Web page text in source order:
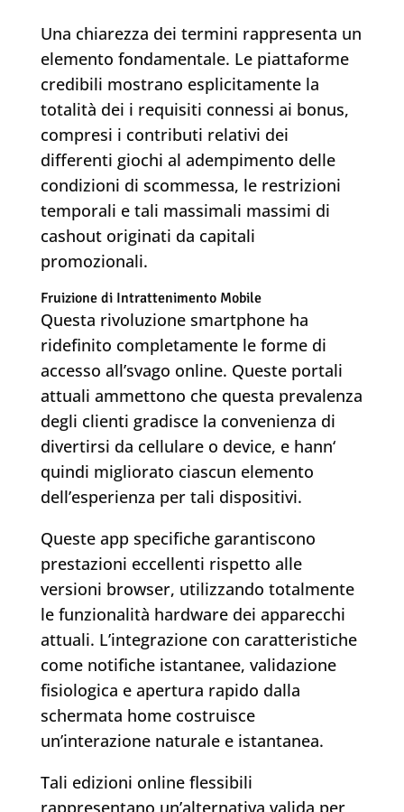
Una chiarezza dei termini rappresenta un
elemento fondamentale. Le piattaforme
credibili mostrano esplicitamente la
totalità dei i requisiti connessi ai bonus,
compresi i contributi relativi dei
differenti giochi al adempimento delle
condizioni di scommessa, le restrizioni
temporali e tali massimali massimi di
cashout originati da capitali
promozionali.
Fruizione di Intrattenimento Mobile
Questa rivoluzione smartphone ha
ridefinito completamente le forme di
accesso all’svago online. Queste portali
attuali ammettono che questa prevalenza
degli clienti gradisce la convenienza di
divertirsi da cellulare o device, e hann‘
quindi migliorato ciascun elemento
dell’esperienza per tali dispositivi.
Queste app specifiche garantiscono
prestazioni eccellenti rispetto alle
versioni browser, utilizzando totalmente
le funzionalità hardware dei apparecchi
attuali. L’integrazione con caratteristiche
come notifiche istantanee, validazione
fisiologica e apertura rapido dalla
schermata home costruisce
un’interazione naturale e istantanea.
Tali edizioni online flessibili
rappresentano un’alternativa valida per